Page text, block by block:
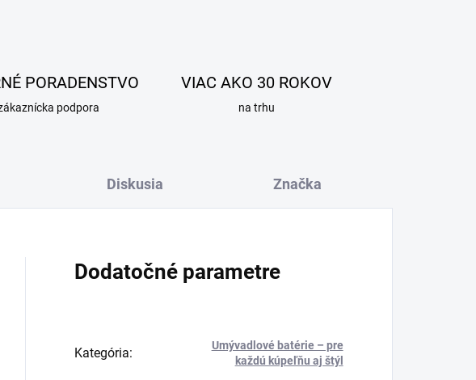
PORADENSTVO
podpora
VIAC AKO 30 ROKOV
na trhu
Diskusia Značka
Dodatočné parametre
Kategória:
Umývadlové batérie – pre
každú kúpeľňu aj štýl